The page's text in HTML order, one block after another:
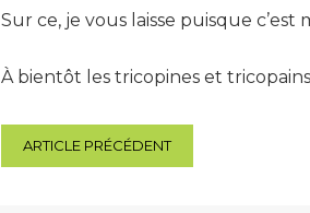
Sur ce, je vous laisse puisque
À bientôt les tricopines et
Navigation
ARTICLE PRÉCÉDENT